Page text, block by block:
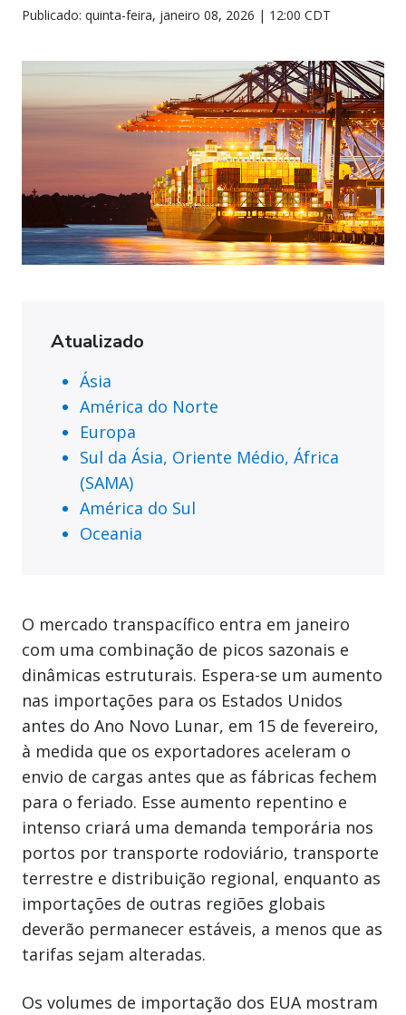
Publicado: quinta-feira, janeiro 08, 2026 | 12:00 CDT
Atualizado
Ásia
América do Norte
Europa
Sul da Ásia, Oriente Médio, África
(SAMA)
América do Sul
Oceania
O mercado transpacífico entra em janeiro
com uma combinação de picos sazonais e
dinâmicas estruturais. Espera-se um aumento
nas importações para os Estados Unidos
antes do Ano Novo Lunar, em 15 de fevereiro,
à medida que os exportadores aceleram o
envio de cargas antes que as fábricas fechem
para o feriado. Esse aumento repentino e
intenso criará uma demanda temporária nos
portos por transporte rodoviário, transporte
terrestre e distribuição regional, enquanto as
importações de outras regiões globais
deverão permanecer estáveis, a menos que as
tarifas sejam alteradas.
Os volumes de importação dos EUA mostram